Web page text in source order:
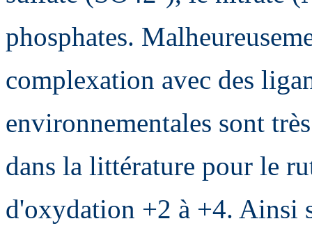
phosphates.
complexation avec des
environnementales sont
dans la littérature pour le
d'oxydation +2 à +4. Ainsi